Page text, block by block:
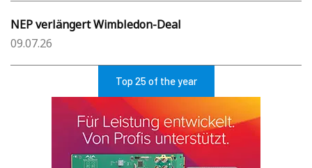
NEP verlängert Wimbledon-Deal
09.07.26
Top 25 of the year